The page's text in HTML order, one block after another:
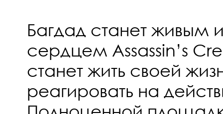
Багдад станет
сердцем Assassin’s
станет жить своей
реагировать на